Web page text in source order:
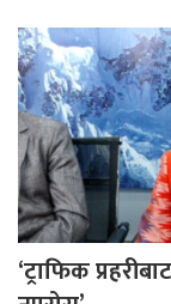
‘ट्राफिक